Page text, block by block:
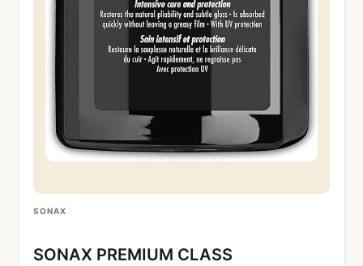
SONAX
SONAX PREMIUM CLASS